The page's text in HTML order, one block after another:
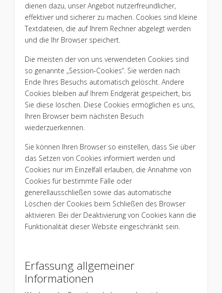
dienen dazu, unser Angebot nutzerfreundlicher,
effektiver und sicherer zu machen. Cookies sind kleine
Textdateien, die auf Ihrem Rechner abgelegt werden
und die Ihr Browser speichert.
Die meisten der von uns verwendeten Cookies sind
so genannte „Session-Cookies“. Sie werden nach
Ende Ihres Besuchs automatisch gelöscht. Andere
Cookies bleiben auf Ihrem Endgerät gespeichert, bis
Sie diese löschen. Diese Cookies ermöglichen es uns,
Ihren Browser beim nächsten Besuch
wiederzuerkennen.
Sie können Ihren Browser so einstellen, dass Sie über
das Setzen von Cookies informiert werden und
Cookies nur im Einzelfall erlauben, die Annahme von
Cookies für bestimmte Fälle oder
generellausschließen sowie das automatische
Löschen der Cookies beim Schließen des Browser
aktivieren. Bei der Deaktivierung von Cookies kann die
Funktionalität dieser Website eingeschränkt sein.
Erfassung allgemeiner
Informationen